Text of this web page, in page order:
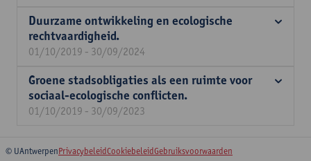
Duurzame ontwikkeling en ecologische
rechtvaardigheid.
01/10/2019 - 30/09/2024
Groene stadsobligaties als een ruimte voor
sociaal-ecologische conflicten.
01/10/2019 - 30/09/2023
© UAntwerpenPrivacybeleidCookiebeleidGebruiksvoorwaarden